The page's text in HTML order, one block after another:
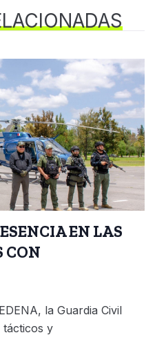
EN LAS
CON
la Guardia Civil
tácticos y